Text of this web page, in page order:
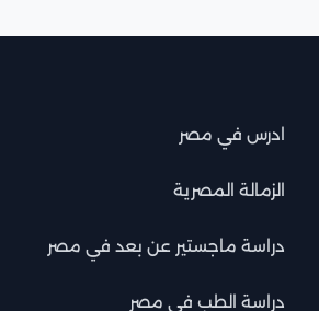
ادرس في مصر
الزمالة المصرية
دراسة ماجستير عن بعد في مصر
دراسة الطب في مصر